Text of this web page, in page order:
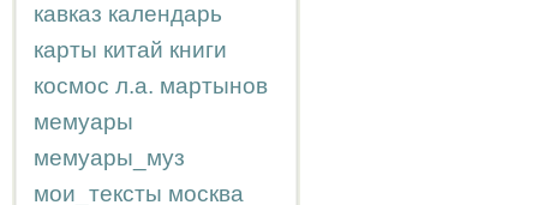
кавказ календарь
карты китай книги
космос л.а. мартынов
мемуары
мемуары_муз
мои_тексты москва